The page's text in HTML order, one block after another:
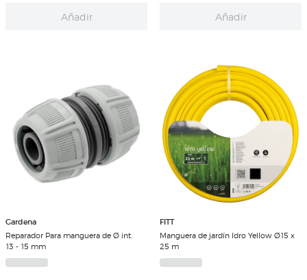
Añadir Añadir
Gardena
Reparador Para manguera de Ø int.
13 - 15 mm
FITT
Manguera de jardín Idro Yellow Ø15 x
25 m